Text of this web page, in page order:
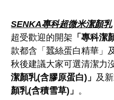
SENKA專科超微米潔顏乳
超受歡迎的開架 「專科潔
款都含「蠶絲蛋白精華」
秋後建議大家可選清潔力
潔顏乳(含膠原蛋白)」 及
顏乳(含積雪草)」 。